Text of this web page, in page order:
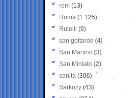
rom (13)
Roma (1.125)
Rutelli (9)
san gottardo (4)
San Martino (3)
San Miniato (2)
sanità (306)
Sarkozy (43)